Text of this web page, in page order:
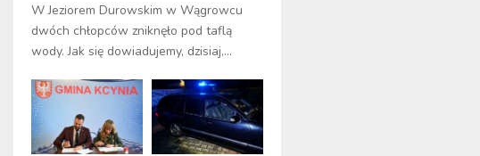
W Jeziorem Durowskim w Wągrowcu
dwóch chłopców zniknęło pod taflą
wody. Jak się dowiadujemy, dzisiaj,...